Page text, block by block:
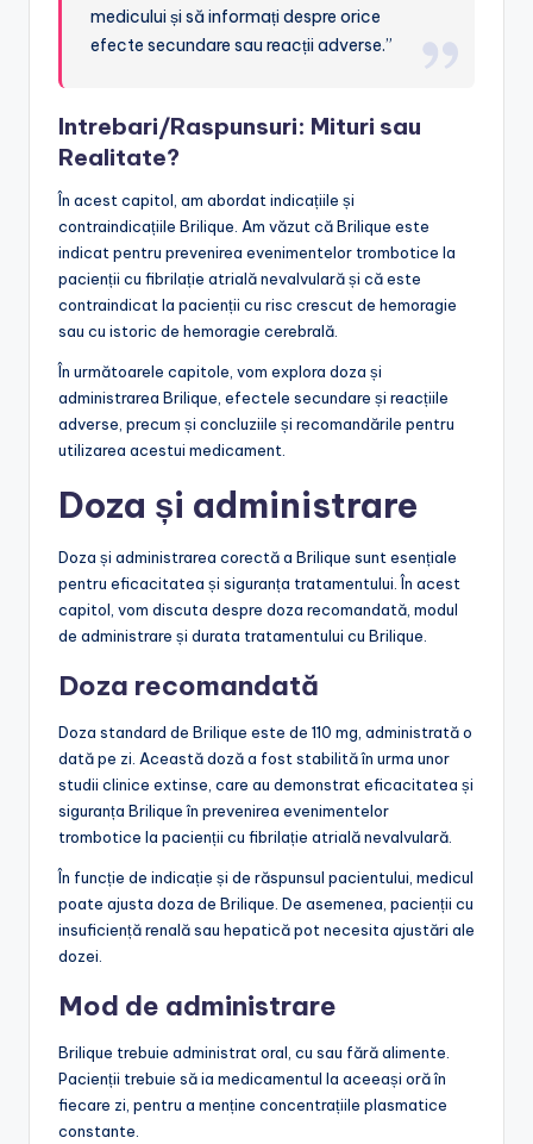
medicului și să informați despre orice
efecte secundare sau reacții adverse.”
Intrebari/Raspunsuri: Mituri sau
Realitate?
În acest capitol, am abordat indicațiile și
contraindicațiile Brilique. Am văzut că Brilique este
indicat pentru prevenirea evenimentelor trombotice la
pacienții cu fibrilație atrială nevalvulară și că este
contraindicat la pacienții cu risc crescut de hemoragie
sau cu istoric de hemoragie cerebrală.
În următoarele capitole, vom explora doza și
administrarea Brilique, efectele secundare și reacțiile
adverse, precum și concluziile și recomandările pentru
utilizarea acestui medicament.
Doza și administrare
Doza și administrarea corectă a Brilique sunt esențiale
pentru eficacitatea și siguranța tratamentului. În acest
capitol, vom discuta despre doza recomandată, modul
de administrare și durata tratamentului cu Brilique.
Doza recomandată
Doza standard de Brilique este de 110 mg, administrată o
dată pe zi. Această doză a fost stabilită în urma unor
studii clinice extinse, care au demonstrat eficacitatea și
siguranța Brilique în prevenirea evenimentelor
trombotice la pacienții cu fibrilație atrială nevalvulară.
În funcție de indicație și de răspunsul pacientului, medicul
poate ajusta doza de Brilique. De asemenea, pacienții cu
insuficiență renală sau hepatică pot necesita ajustări ale
dozei.
Mod de administrare
Brilique trebuie administrat oral, cu sau fără alimente.
Pacienții trebuie să ia medicamentul la aceeași oră în
fiecare zi, pentru a menține concentrațiile plasmatice
constante.